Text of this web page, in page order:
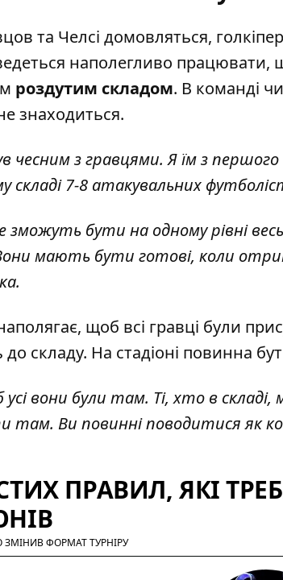
та Челсі домовляться,
наполегливо працювати,
роздутим складом. В команді
знаходиться.
чесним з гравцями. Я їм з
7-8 атакувальних
зможуть бути на одному рівні
мають бути готові, коли
щоб всі гравці були
складу. На стадіоні повинна
усі вони були там. Ті, хто в
Ви повинні поводитися як
ПРАВИЛ, ЯКІ
ЗМІНИВ ФОРМАТ ТУРНІРУ